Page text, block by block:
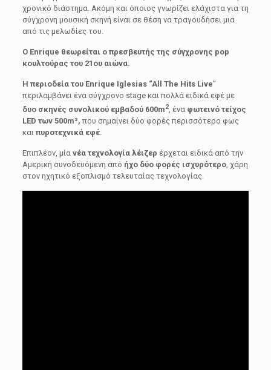
χρονικό διάστημα. Ακόμη και όποιος γνωρίζει ελάχιστα για τη
σύγχρονη μουσική σκηνή είναι σε θέση να τραγουδήσει μια
από τις μελωδίες του.
Ο Enrique θεωρείται ο πρεσβευτής της σύγχρονης pop
κουλτούρας του 21ου αιώνα.
Η περιοδεία του Enrique Iglesias “All The Hits Live”
περιλαμβάνει ένα σύγχρονο stage και πολλά ειδικά εφέ με
δυο σκηνές συνολικού εμβαδού 600m2, ένα φωτεινό τείχος
LED των 500m², που σημαίνει δύο φορές περισσότερο φως
και πυροτεχνικά εφέ.
Επιπλέον, μία νέα τεχνολογία λέιζερ έρχεται ειδικά από την
Αμερική συνοδευόμενη από ήχο δύο φορές ισχυρότερο, χάρη
στον ηχητικό εξοπλισμό τελευταίας τεχνολογίας.